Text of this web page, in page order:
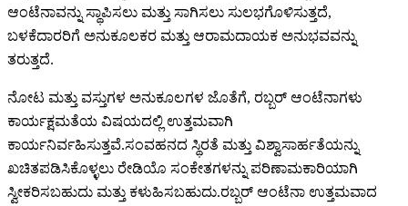
ಆಂಟೆನಾವನ್ನು ಸ್ಥಾಪಿಸಲು ಮತ್ತು ಸಾಗಿಸಲು ಸುಲಭಗೊಳಿಸುತ್ತದೆ,
ಬಳಕೆದಾರರಿಗೆ ಅನುಕೂಲಕರ ಮತ್ತು ಆರಾಮದಾಯಕ ಅನುಭವವನ್ನು
ತರುತ್ತದೆ.
ನೋಟ ಮತ್ತು ವಸ್ತುಗಳ ಅನುಕೂಲಗಳ ಜೊತೆಗೆ, ರಬ್ಬರ್ ಆಂಟೆನಾಗಳು
ಕಾರ್ಯಕ್ಷಮತೆಯ ವಿಷಯದಲ್ಲಿ ಉತ್ತಮವಾಗಿ
ಕಾರ್ಯನಿರ್ವಹಿಸುತ್ತವೆ.ಸಂವಹನದ ಸ್ಥಿರತೆ ಮತ್ತು ವಿಶ್ವಾಸಾರ್ಹತೆಯನ್ನು
ಖಚಿತಪಡಿಸಿಕೊಳ್ಳಲು ರೇಡಿಯೊ ಸಂಕೇತಗಳನ್ನು ಪರಿಣಾಮಕಾರಿಯಾಗಿ
ಸ್ವೀಕರಿಸಬಹುದು ಮತ್ತು ಕಳುಹಿಸಬಹುದು.ರಬ್ಬರ್ ಆಂಟೆನಾ ಉತ್ತಮವಾದ